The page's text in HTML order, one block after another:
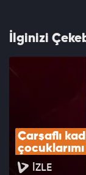
İlginizi
Çarşaflı
İZLE